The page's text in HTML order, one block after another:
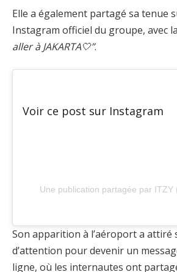
Elle a également partagé sa tenue
Instagram officiel du groupe, avec
aller à JAKARTA🤍”.
Voir ce post sur Instagram
Une publication partagée par ITZY
Son apparition à l’aéroport a attiré
d’attention pour devenir un
ligne, où les internautes ont